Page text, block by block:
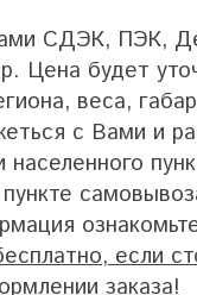
СДЭК, ПЭК,
Цена будет
веса,
с Вами и
если
заказа!